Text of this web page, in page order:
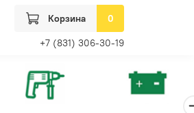
Корзина 0
+7 (831) 306-30-19